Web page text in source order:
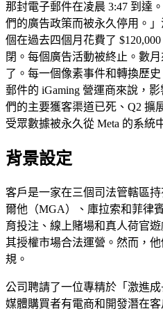
那封電子郵件在凌晨 3:47 到達
們的廣告政策而被永久停用。
個在過去四個月花費了
閉。每個廣告活動被終止。數
了。每一個像素事件和轉換歷
郵件的 iGaming 營運商來說，
們的主要獲客渠道已死、Q2 擴
受眾數據被永久從 Meta 的系統
背景設定
客戶是一家在三個司法管轄區
爾他（MGA）、庫拉索和菲律
育投注、線上賭場和真人荷官
其授權市場合法運營。然而，
規。
公司聘請了一位專精於「激進
媒體購買者有電商和開發潛在